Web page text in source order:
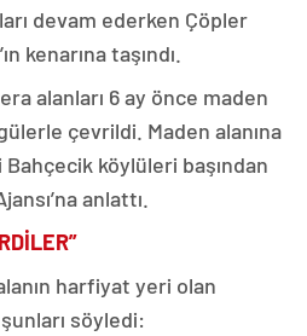
devam ederken Çöpler
kenarına taşındı.
alanları 6 ay önce maden
çevrildi. Maden alanına
Bahçecik köylüleri başından
anlattı.
harfiyat yeri olan
söyledi: